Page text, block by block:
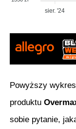
sier. '24
Powyższy
produktu
sobie pytanie,